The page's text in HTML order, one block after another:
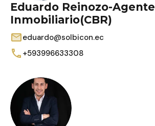
Eduardo Reinozo-Agente
Inmobiliario(CBR)
eduardo@solbicon.ec
+593996633308